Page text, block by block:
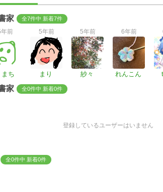
家 全7件中 新着7件
前
まち
5年前
まり
5年前
紗々
6年前
れんこん
家 全0件中 新着0件
登録しているユーザーはいません
全0件中 新着0件